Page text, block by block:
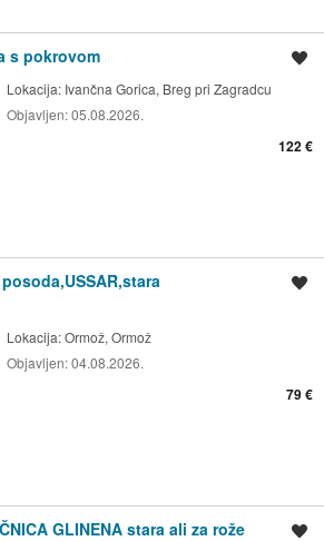
s pokrovom
Lokacija: Ivančna Gorica, Breg pri Zagradcu
Objavljen:05.08.2026.
122 €
Lokacija:Ormož, Ormož
Objavljen:04.08.2026.
79 €
GLINENA stara ali za rože